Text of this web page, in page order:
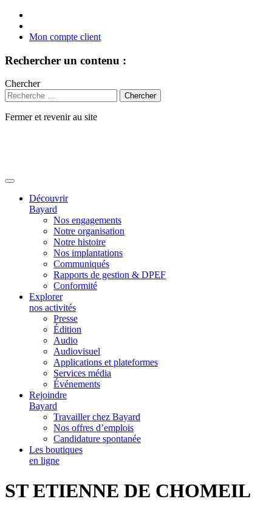
Mon compte client
Rechercher un contenu :
Chercher
Fermer et revenir au site
Découvrir
Bayard
Nos engagements
Notre organisation
Notre histoire
Nos implantations
Communiqués
Rapports de gestion & DPEF
Conformité
Explorer
nos activités
Presse
Édition
Audio
Audiovisuel
Applications et plateformes
Services média
Événements
Rejoindre
Bayard
Travailler chez Bayard
Nos offres d’emplois
Candidature spontanée
Les boutiques
en ligne
ST ETIENNE DE CHOMEIL